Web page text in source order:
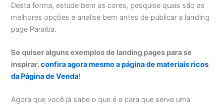
Desta forma, estude bem as cores, pesquise quais são as
melhores opções e analise bem antes de publicar a landing
page Paraíba.
Se quiser alguns exemplos de landing pages para se
inspirar,confira agora mesmo a página de materiais ricos
da Página de Venda!
Agora que você já sabe o que é e para que serve uma